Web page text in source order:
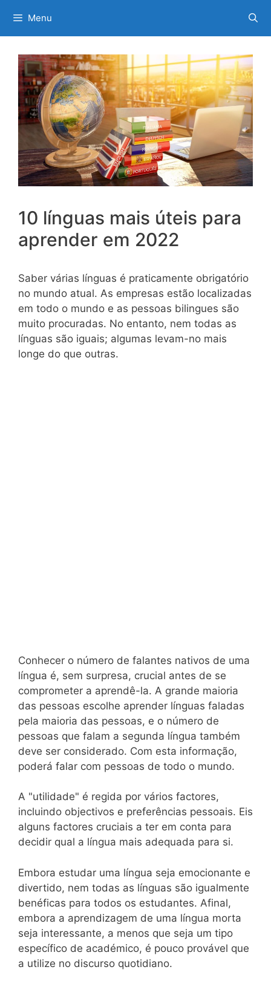
para
o
conteúdo
Menu
10 línguas mais úteis para
aprender em 2022
Saber várias línguas é praticamente obrigatório
no mundo atual. As empresas estão localizadas
em todo o mundo e as pessoas bilingues são
muito procuradas. No entanto, nem todas as
línguas são iguais; algumas levam-no mais
longe do que outras.
Conhecer o número de falantes nativos de uma
língua é, sem surpresa, crucial antes de se
comprometer a aprendê-la. A grande maioria
das pessoas escolhe aprender línguas faladas
pela maioria das pessoas, e o número de
pessoas que falam a segunda língua também
deve ser considerado. Com esta informação,
poderá falar com pessoas de todo o mundo.
A "utilidade" é regida por vários factores,
incluindo objectivos e preferências pessoais. Eis
alguns factores cruciais a ter em conta para
decidir qual a língua mais adequada para si.
Embora estudar uma língua seja emocionante e
divertido, nem todas as línguas são igualmente
benéficas para todos os estudantes. Afinal,
embora a aprendizagem de uma língua morta
seja interessante, a menos que seja um tipo
específico de académico, é pouco provável que
a utilize no discurso quotidiano.